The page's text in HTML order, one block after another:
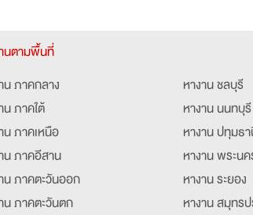
นตามพื้นที่
น ภาคกลาง
น ภาคใต้
น ภาคเหนือ
น ภาคอีสาน
น ภาคตะวันออก
น ภาคตะวันตก
หางาน ชลบุรี
หางาน นนทบุรี
หางาน ปทุมธ
หางาน พระน
หางาน ระยอง
หางาน สมุทร